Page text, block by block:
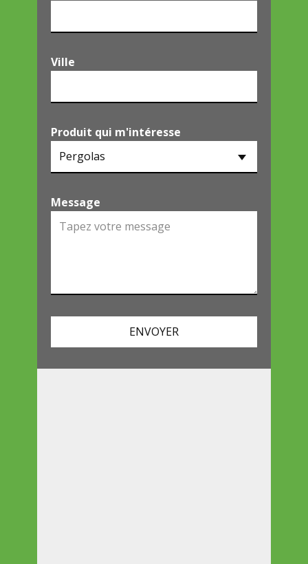
Ville
Produit qui m'intéresse
Message
ENVOYER